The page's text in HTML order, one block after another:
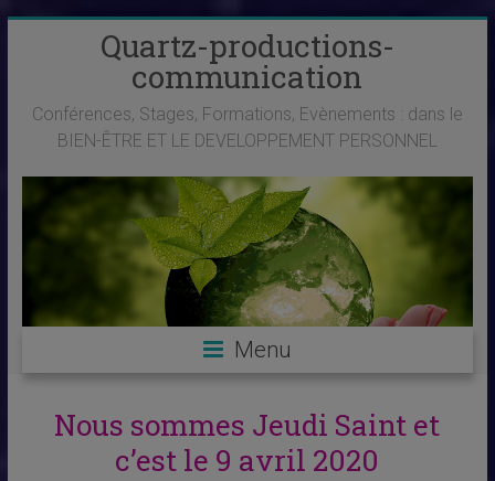
Quartz-productions-
communication
Conférences, Stages, Formations, Evènements : dans le
BIEN-ÊTRE ET LE DEVELOPPEMENT PERSONNEL
Menu
Nous sommes Jeudi Saint et
c’est le 9 avril 2020